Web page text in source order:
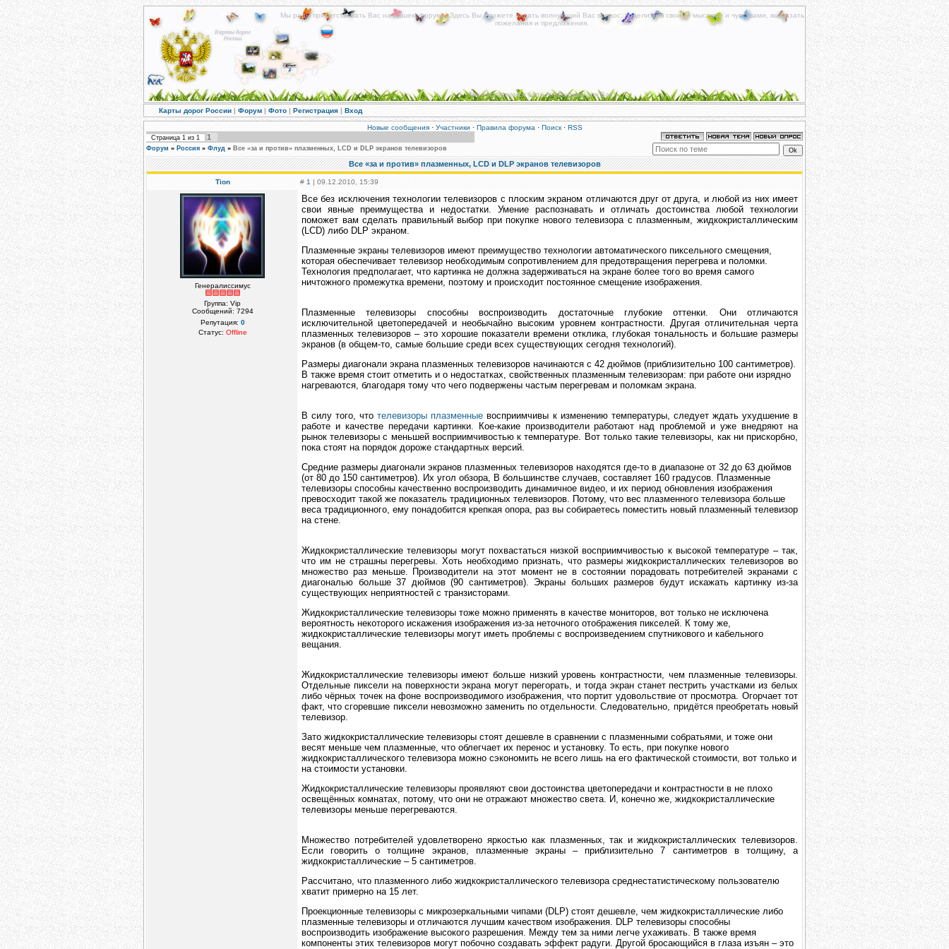
Мы рады приветствовать Вас на нашем форуме! Здесь Вы сможете задать волнующий Вас вопрос, поделиться своими мыслями и чувствами, высказать
пожелания и предложения.
Мы постараемся быть полезными для Вас!
Карты дорог России | Форум | Фото | Регистрация | Вход
Новые сообщения· Участники · Правила форума · Поиск· RSS
Страница 1 из 1 1
Форум » Россия » Флуд » Все «за и против» плазменных, LCD и DLP экранов телевизоров
Все «за и против» плазменных, LCD и DLP экранов телевизоров
Tion # 1 | 09.12.2010, 15:39
Генералиссимус
Группа: Vip
Сообщений: 7294
Репутация: 0
Статус: Offline
Все без исключения технологии телевизоров с плоским экраном отличаются друг от друга, и любой из них имеет
свои явные преимущества и недостатки. Умение распознавать и отличать достоинства любой технологии
поможет вам сделать правильный выбор при покупке нового телевизора с плазменным, жидкокристаллическим
(LCD) либо DLP экраном.
Плазменные экраны телевизоров имеют преимущество технологии автоматического пиксельного смещения,
которая обеспечивает телевизор необходимым сопротивлением для предотвращения перегрева и поломки.
Технология предполагает, что картинка не должна задерживаться на экране более того во время самого
ничтожного промежутка времени, поэтому и происходит постоянное смещение изображения.
Плазменные телевизоры способны воспроизводить достаточные глубокие оттенки. Они отличаются
исключительной цветопередачей и необычайно высоким уровнем контрастности. Другая отличительная черта
плазменных телевизоров – это хорошие показатели времени отклика, глубокая тональность и большие размеры
экранов (в общем-то, самые большие среди всех существующих сегодня технологий).
Размеры диагонали экрана плазменных телевизоров начинаются с 42 дюймов (приблизительно 100 сантиметров).
В также время стоит отметить и о недостатках, свойственных плазменным телевизорам: при работе они изрядно
нагреваются, благодаря тому что чего подвержены частым перегревам и поломкам экрана.
В силу того, чтотелевизоры плазменные восприимчивы к изменению температуры, следует ждать ухудшение в
работе и качестве передачи картинки. Кое-какие производители работают над проблемой и уже внедряют на
рынок телевизоры с меньшей восприимчивостью к температуре. Вот только такие телевизоры, как ни прискорбно,
пока стоят на порядок дороже стандартных версий.
Средние размеры диагонали экранов плазменных телевизоров находятся где-то в диапазоне от 32 до 63 дюймов
(от 80 до 150 сантиметров). Их угол обзора, В большинстве случаев, составляет 160 градусов. Плазменные
телевизоры способны качественно воспроизводить динамичное видео, и их период обновления изображения
превосходит такой же показатель традиционных телевизоров. Потому, что вес плазменного телевизора больше
веса традиционного, ему понадобится крепкая опора, раз вы собираетесь поместить новый плазменный телевизор
на стене.
Жидкокристаллические телевизоры могут похвастаться низкой восприимчивостью к высокой температуре – так,
что им не страшны перегревы. Хоть необходимо признать, что размеры жидкокристаллических телевизоров во
множество раз меньше. Производители на этот момент не в состоянии порадовать потребителей экранами с
диагональю больше 37 дюймов (90 сантиметров). Экраны больших размеров будут искажать картинку из-за
существующих неприятностей с транзисторами.
Жидкокристаллические телевизоры тоже можно применять в качестве мониторов, вот только не исключена
вероятность некоторого искажения изображения из-за неточного отображения пикселей. К тому же,
жидкокристаллические телевизоры могут иметь проблемы с воспроизведением спутникового и кабельного
вещания.
Жидкокристаллические телевизоры имеют больше низкий уровень контрастности, чем плазменные телевизоры.
Отдельные пиксели на поверхности экрана могут перегорать, и тогда экран станет пестрить участками из белых
либо чёрных точек на фоне воспроизводимого изображения, что портит удовольствие от просмотра. Огорчает тот
факт, что сгоревшие пиксели невозможно заменить по отдельности. Следовательно, придётся преобретать новый
телевизор.
Зато жидкокристаллические телевизоры стоят дешевле в сравнении с плазменными собратьями, и тоже они
весят меньше чем плазменные, что облегчает их перенос и установку. То есть, при покупке нового
жидкокристаллического телевизора можно сэкономить не всего лишь на его фактической стоимости, вот только и
на стоимости установки.
Жидкокристаллические телевизоры проявляют свои достоинства цветопередачи и контрастности в не плохо
освещённых комнатах, потому, что они не отражают множество света. И, конечно же, жидкокристаллические
телевизоры меньше перегреваются.
Множество потребителей удовлетворено яркостью как плазменных, так и жидкокристаллических телевизоров.
Если говорить о толщине экранов, плазменные экраны – приблизительно 7 сантиметров в толщину, а
жидкокристаллические – 5 сантиметров.
Рассчитано, что плазменного либо жидкокристаллического телевизора среднестатистическому пользователю
хватит примерно на 15 лет.
Проекционные телевизоры с микрозеркальными чипами (DLP) стоят дешевле, чем жидкокристаллические либо
плазменные телевизоры и отличаются лучшим качеством изображения. DLP телевизоры способны
воспроизводить изображение высокого разрешения. Между тем за ними легче ухаживать. В также время
компоненты этих телевизоров могут побочно создавать эффект радуги. Другой бросающийся в глаза изъян – это